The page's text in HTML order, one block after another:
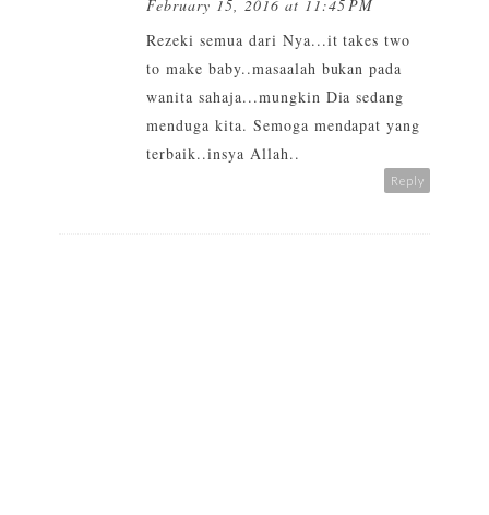
February 15, 2016 at 11:45 PM
Rezeki semua dari Nya...it takes two
to make baby..masaalah bukan pada
wanita sahaja...mungkin Dia sedang
menduga kita. Semoga mendapat yang
terbaik..insya Allah..
Reply